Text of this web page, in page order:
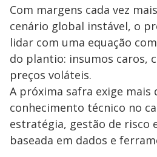
Com margens cada vez
cenário global instável, o
lidar com uma equação
do plantio: insumos caros,
preços voláteis.
A próxima safra exige mais
conhecimento técnico no
estratégia, gestão de risco
baseada em dados e